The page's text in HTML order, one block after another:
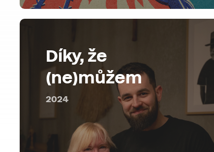
Díky, že
(ne)můžem